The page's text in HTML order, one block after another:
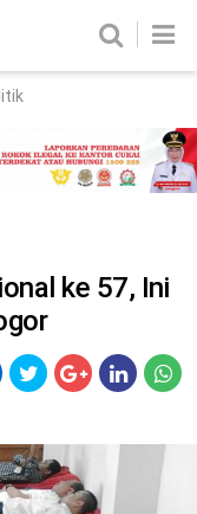
ke 57, Ini